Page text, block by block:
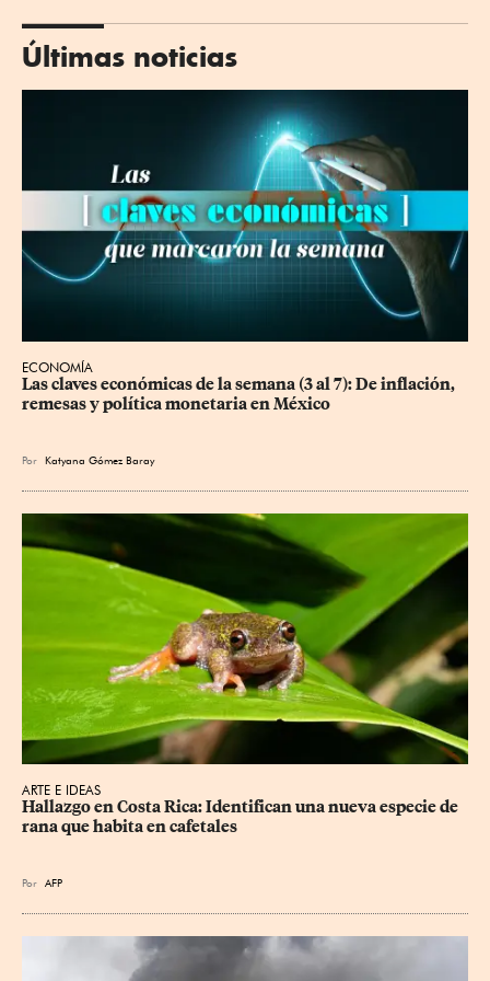
Últimas noticias
ECONOMÍA
Las claves económicas de la semana (3 al 7): De inflación,
remesas y política monetaria en México
Por Katyana Gómez Baray
ARTE E IDEAS
Hallazgo en Costa Rica: Identifican una nueva especie de
rana que habita en cafetales
Por AFP